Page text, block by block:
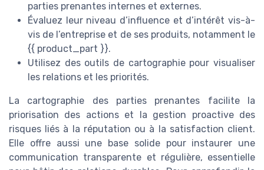
parties prenantes internes et externes.
Évaluez leur niveau d’influence et d’intérêt vis-à-
vis de l’entreprise et de ses produits, notamment le
{{ product_part }}.
Utilisez des outils de cartographie pour visualiser
les relations et les priorités.
La cartographie des parties prenantes facilite la
priorisation des actions et la gestion proactive des
risques liés à la réputation ou à la satisfaction client.
Elle offre aussi une base solide pour instaurer une
communication transparente et régulière, essentielle